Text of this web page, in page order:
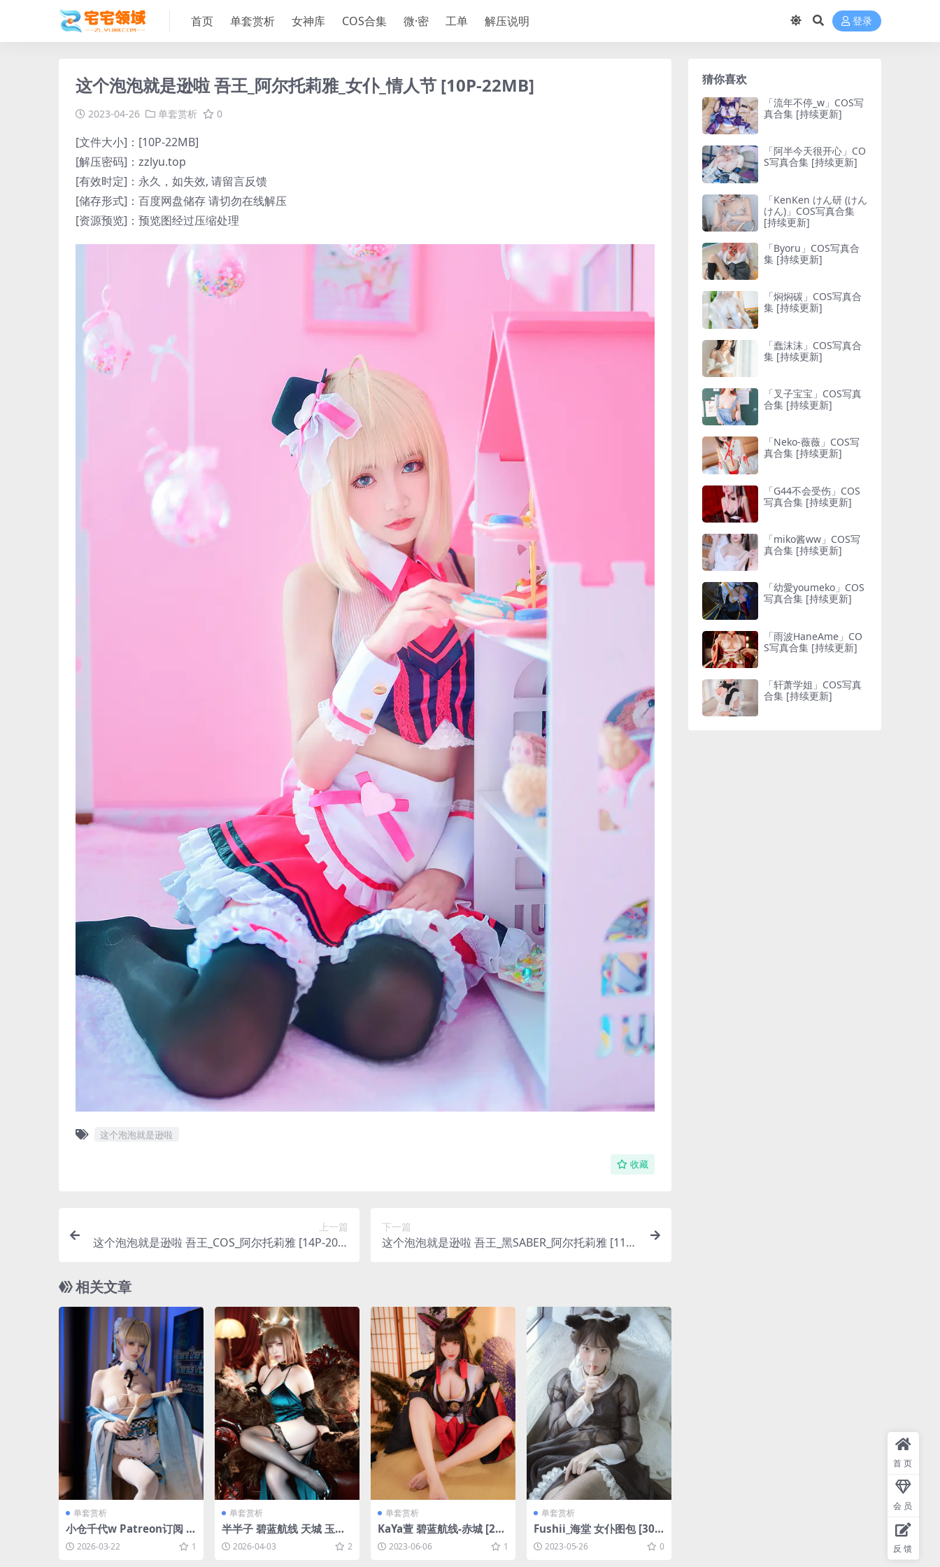
首页 单套赏析 女神库 COS合集 微·密 工单 解压说明 登录
这个泡泡就是逊啦 吾王_阿尔托莉雅_女仆_情人节 [10P-22MB]
2023-04-26 单套赏析 0
[文件大小]：[10P-22MB]
[解压密码]：zzlyu.top
[有效时定]：永久，如失效, 请留言反馈
[储存形式]：百度网盘储存 请切勿在线解压
[资源预览]：预览图经过压缩处理
这个泡泡就是逊啦
收藏
上一篇
这个泡泡就是逊啦 吾王_COS_阿尔托莉雅 [14P-20M
下一篇
这个泡泡就是逊啦 吾王_黑SABER_阿尔托莉雅 [11P-
相关文章
单套赏析
小仓千代w Patreon订阅 原
神 希娜小姐[65P-330.7M]
2026-03-22 1
单套赏析
半半子 碧蓝航线 天城 玉座
落鸾 [62P10V-535MB]
2026-04-03 2
单套赏析
KaYa萱 碧蓝航线-赤城 [20P
-117MB]
2023-06-06 1
单套赏析
Fushii_海堂 女仆图包 [30P
-48MB]
2023-05-26 0
猜你喜欢
「流年不停_w」COS写
真合集 [持续更新]
「阿半今天很开心」CO
S写真合集 [持续更新]
「KenKen けん研 (けん
けん)」COS写真合集
[持续更新]
「Byoru」COS写真合
集 [持续更新]
「焖焖碳」COS写真合
集 [持续更新]
「蠢沫沫」COS写真合
集 [持续更新]
「叉子宝宝」COS写真
合集 [持续更新]
「Neko-薇薇」COS写
真合集 [持续更新]
「G44不会受伤」COS
写真合集 [持续更新]
「miko酱ww」COS写
真合集 [持续更新]
「幼愛youmeko」COS
写真合集 [持续更新]
「雨波HaneAme」CO
S写真合集 [持续更新]
「轩萧学姐」COS写真
合集 [持续更新]
首页
会员
反馈